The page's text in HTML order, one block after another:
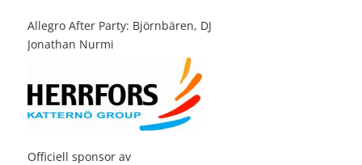
Allegro After Party: Björnbären, DJ
Jonathan Nurmi
Officiell sponsor av